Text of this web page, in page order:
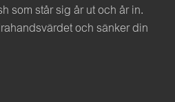
som står sig år ut och år in.
och sänker din